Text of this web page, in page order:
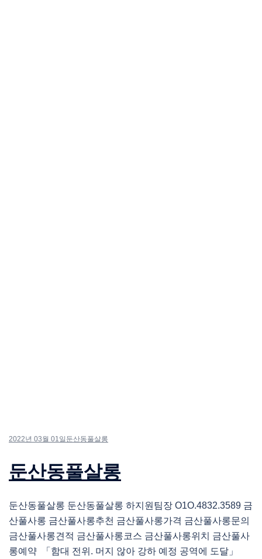
2022년 03월 01일 둔산동풀살롱
둔산동풀살롱
둔산동풀살롱 둔산동풀살롱 하지원팀장 O1O.4832.3589 금
산풀사롱 금산풀사롱추천 금산풀사롱가격 금산풀사롱문의
금산풀사롱견적 금산풀사롱코스 금산풀사롱위치 금산풀사
롱예약 「함대 전위. 머지 않아 강하 예정 공역에 도달」